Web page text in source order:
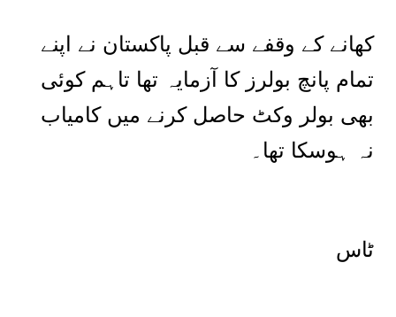
کھانے کے وقفے سے قبل پاکستان نے اپنے
تمام پانچ بولرز کا آزمایہ تھا تاہم کوئی
بھی بولر وکٹ حاصل کرنے میں کامیاب
نہ ہوسکا تھا۔
ٹاس